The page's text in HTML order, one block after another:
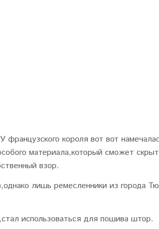
короля вот вот
материала,который сможет
взор.
лишь ремесленники из города
использоваться для пошива штор.